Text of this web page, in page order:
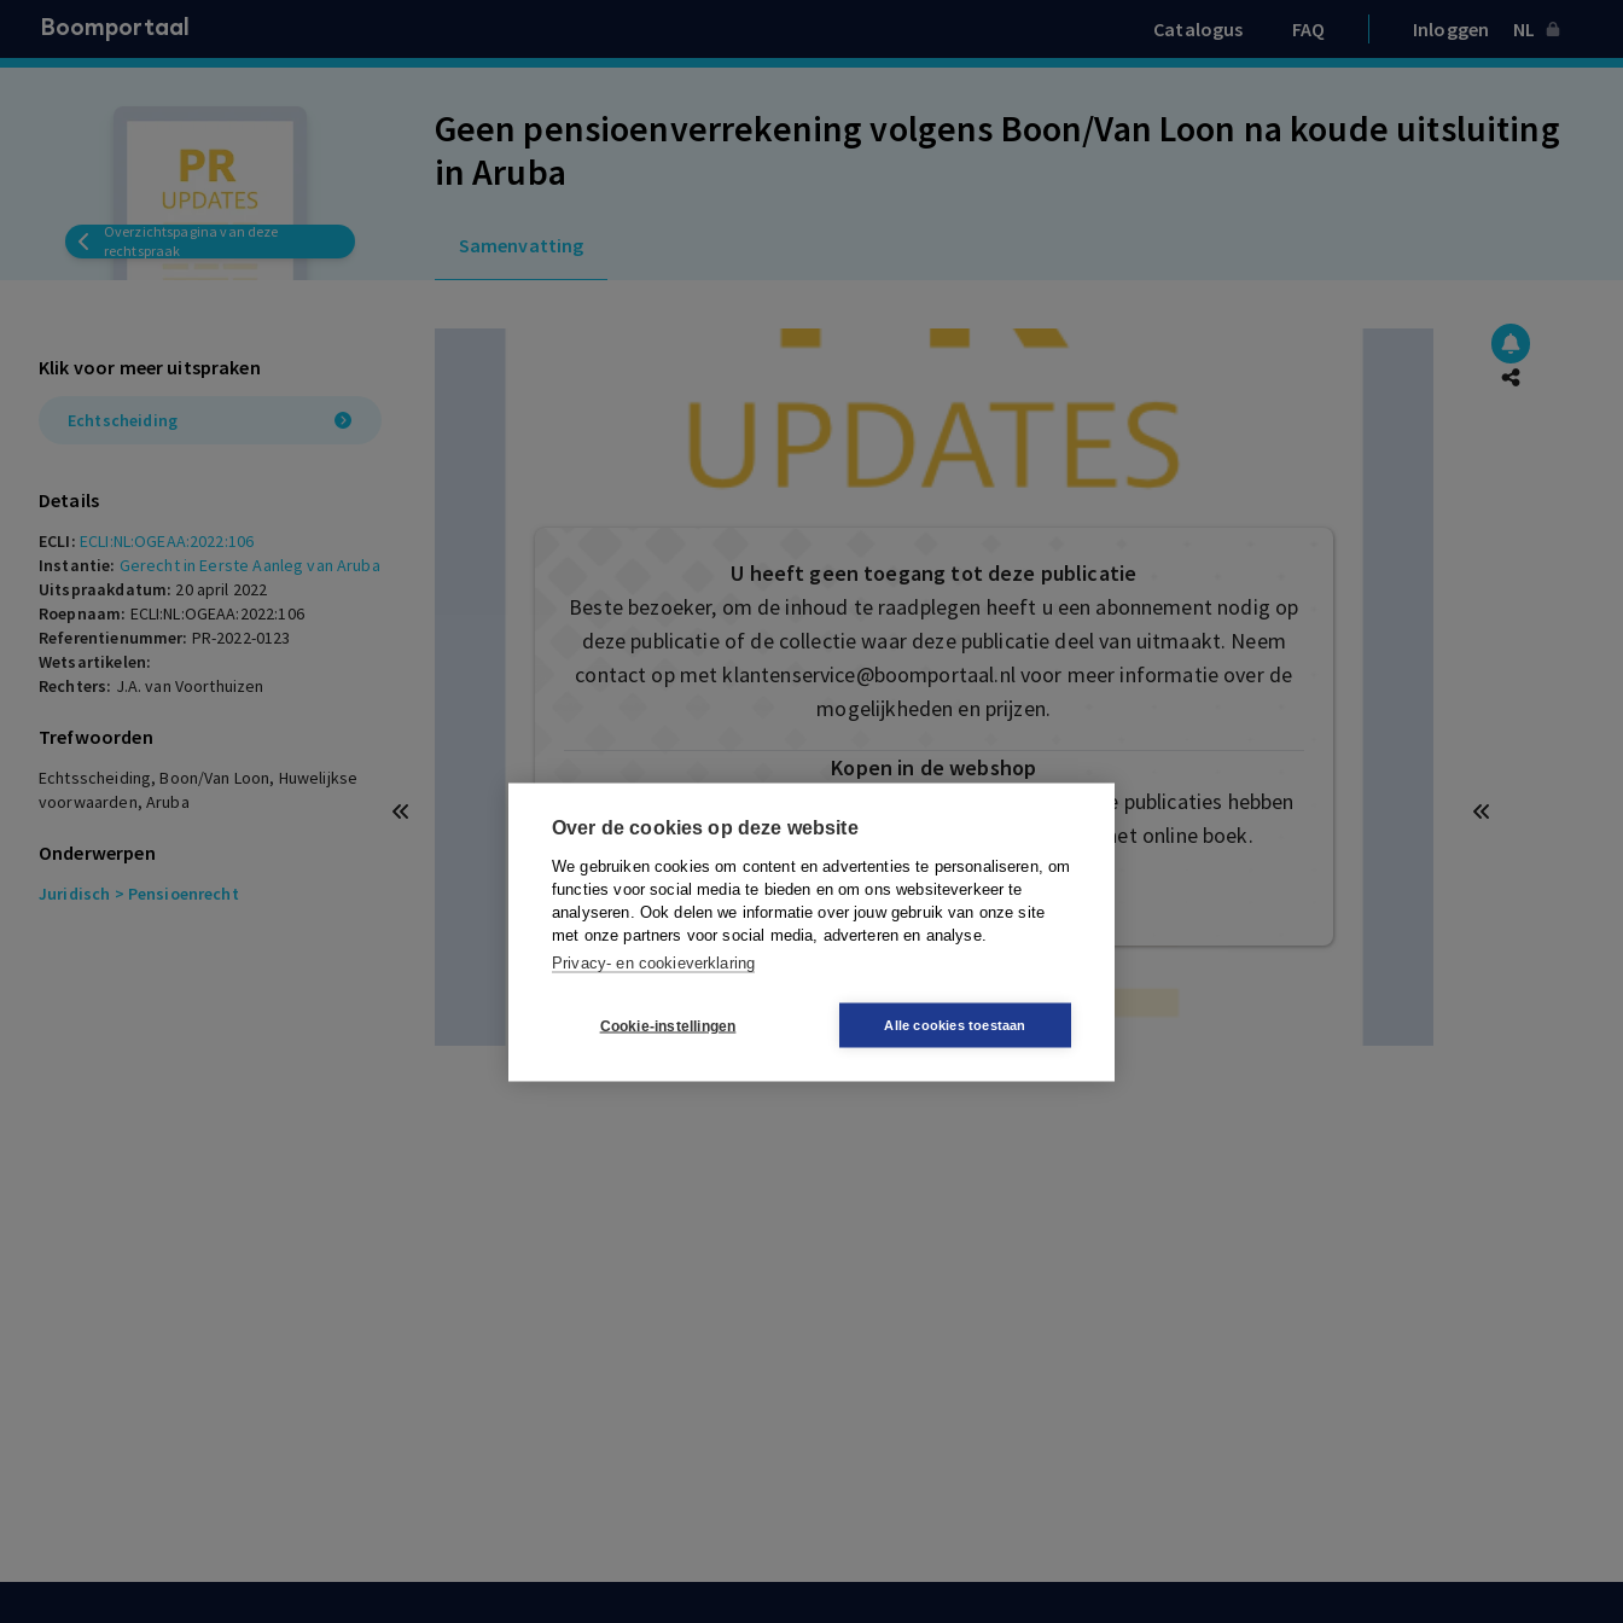
Over de cookies op deze website
We gebruiken cookies om content en advertenties te personaliseren, om
functies voor social media te bieden en om ons websiteverkeer te
analyseren. Ook delen we informatie over jouw gebruik van onze site
met onze partners voor social media, adverteren en analyse.
Privacy- en cookieverklaring
Cookie-instellingen Alle cookies toestaan
Boomportaal Catalogus FAQ Inloggen NL
Overzichtspagina van deze
rechtspraak
Geen pensioenverrekening volgens Boon/Van Loon na koude uitsluiting
in Aruba
Samenvatting
Klik voor meer uitspraken
Echtscheiding
Details
ECLI: ECLI:NL:OGEAA:2022:106
Instantie: Gerecht in Eerste Aanleg van Aruba
Uitspraakdatum: 20 april 2022
Roepnaam: ECLI:NL:OGEAA:2022:106
Referentienummer: PR-2022-0123
Wetsartikelen:
Rechters: J.A. van Voorthuizen
Trefwoorden
Echtsscheiding, Boon/Van Loon, Huwelijkse
voorwaarden, Aruba
Onderwerpen
Juridisch > Pensioenrecht
U heeft geen toegang tot deze publicatie
Beste bezoeker, om de inhoud te raadplegen heeft u een abonnement nodig op
deze publicatie of de collectie waar deze publicatie deel van uitmaakt. Neem
contact op met klantenservice@boomportaal.nlvoor meer informatie over de
mogelijkheden en prijzen.
Kopen in de webshop
Deze publicatie is ook te vinden in onze webshop. Sommige publicaties hebben
ook de mogelijkheid om direct toegang te kopen tot het online boek.
Naar de webshop